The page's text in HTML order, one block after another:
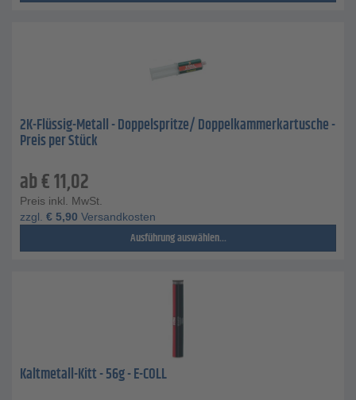
2K-Flüssig-Metall - Doppelspritze/ Doppelkammerkartusche -
Preis per Stück
ab€11,02
Preis inkl. MwSt.
zzgl. € 5,90 Versandkosten
Ausführung auswählen...
Kaltmetall-Kitt - 56g - E-COLL